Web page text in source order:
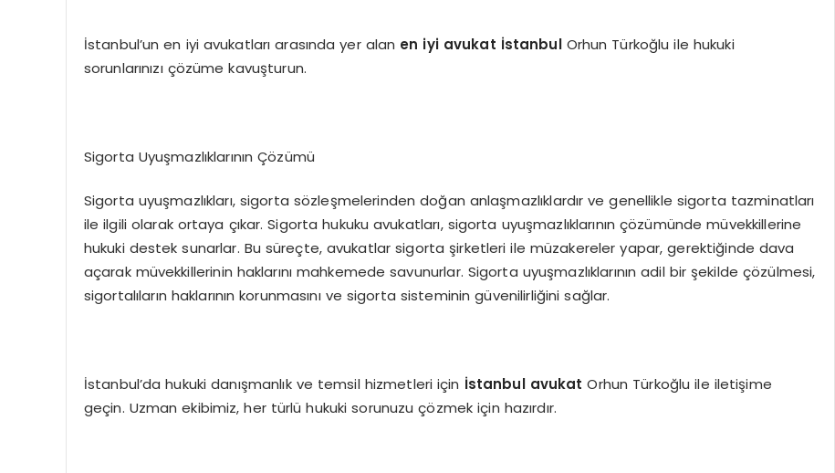
İstanbul’un en iyi avukatları arasında yer alan en iyi avukat İstanbulOrhun Türkoğlu ile hukuki
sorunlarınızı çözüme kavuşturun.
Sigorta Uyuşmazlıklarının Çözümü
Sigorta uyuşmazlıkları, sigorta sözleşmelerinden doğan anlaşmazlıklardır ve genellikle sigorta tazminatları
ile ilgili olarak ortaya çıkar. Sigorta hukuku avukatları, sigorta uyuşmazlıklarının çözümünde müvekkillerine
hukuki destek sunarlar. Bu süreçte, avukatlar sigorta şirketleri ile müzakereler yapar, gerektiğinde dava
açarak müvekkillerinin haklarını mahkemede savunurlar. Sigorta uyuşmazlıklarının adil bir şekilde çözülmesi,
sigortalıların haklarının korunmasını ve sigorta sisteminin güvenilirliğini sağlar.
İstanbul’da hukuki danışmanlık ve temsil hizmetleri için İstanbul avukat Orhun Türkoğlu ile iletişime
geçin. Uzman ekibimiz, her türlü hukuki sorunuzu çözmek için hazırdır.